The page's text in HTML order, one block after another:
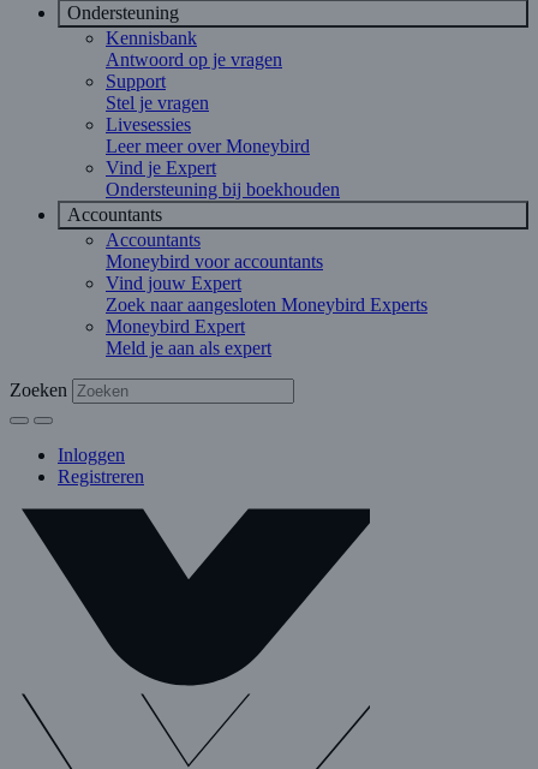
Ondersteuning
Kennisbank
Antwoord op je vragen
Support
Stel je vragen
Livesessies
Leer meer over Moneybird
Vind je Expert
Ondersteuning bij boekhouden
Accountants
Accountants
Moneybird voor accountants
Vind jouw Expert
Zoek naar aangesloten Moneybird Experts
Moneybird Expert
Meld je aan als expert
Zoeken
Inloggen
Registreren